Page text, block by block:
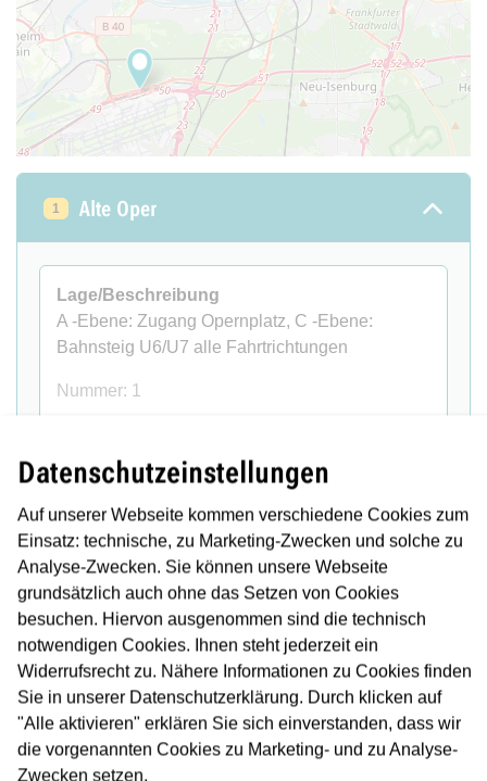
1 Alte Oper
Lage/Beschreibung
A -Ebene: Zugang Opernplatz, C -Ebene:
Bahnsteig U6/U7 alle Fahrtrichtungen
Nummer: 1
Dauer
Von
08.08.2026
bis
Unbekannt
Unternehmen
Datenschutzeinstellungen
Auf unserer Webseite kommen verschiedene Cookies zum
Einsatz: technische, zu Marketing-Zwecken und solche zu
Analyse-Zwecken. Sie können unsere Webseite
grundsätzlich auch ohne das Setzen von Cookies
besuchen. Hiervon ausgenommen sind die technisch
notwendigen Cookies. Ihnen steht jederzeit ein
Widerrufsrecht zu. Nähere Informationen zu Cookies finden
Sie in unserer Datenschutzerklärung. Durch klicken auf
"Alle aktivieren" erklären Sie sich einverstanden, dass wir
die vorgenannten Cookies zu Marketing- und zu Analyse-
Zwecken setzen.